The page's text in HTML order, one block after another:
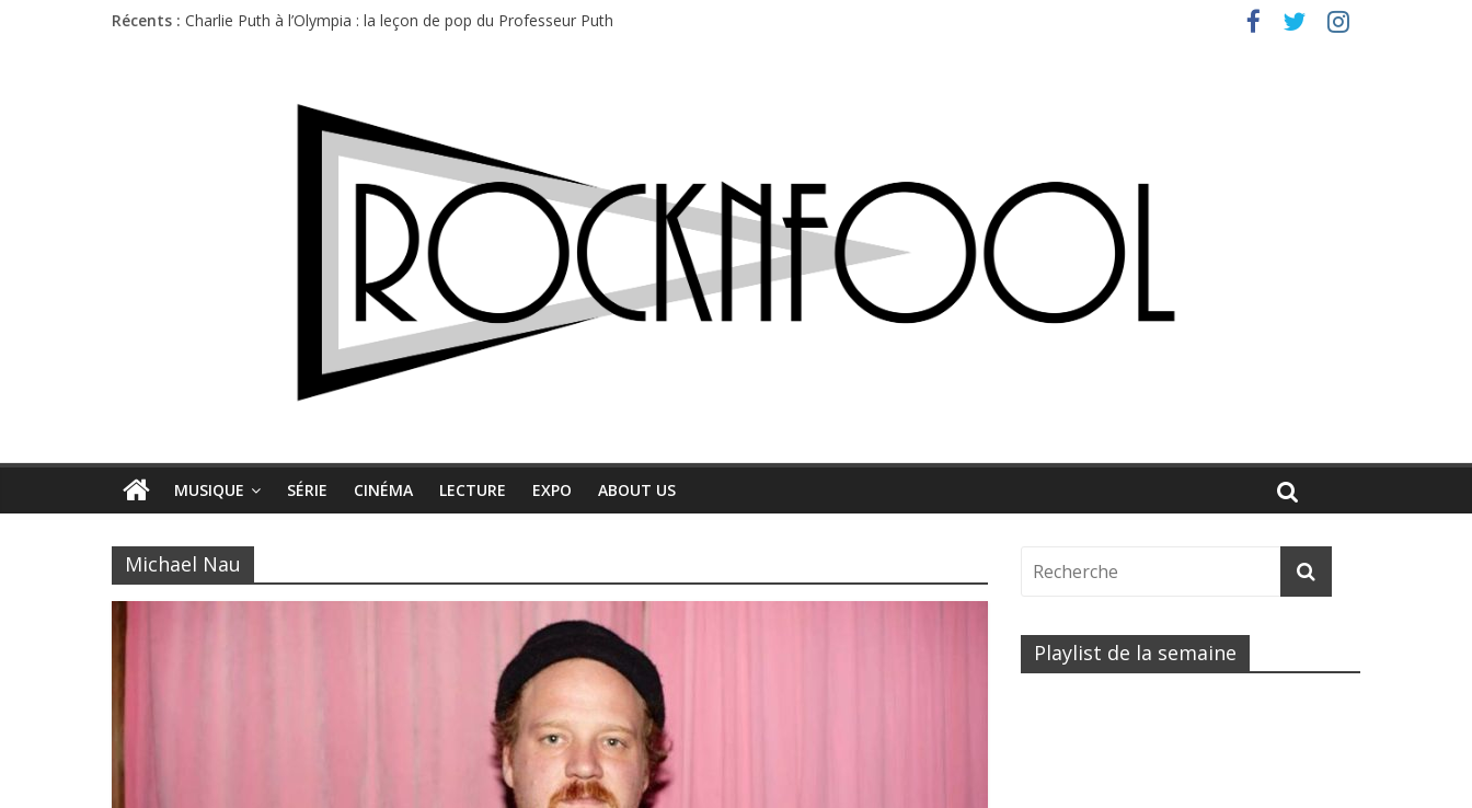
Récents : Charlie Puth à l’Olympia : la leçon de pop du Professeur Puth
Première édition du Midgard Festival : entre bière, métal et tatouages
MUSIQUE SÉRIE CINÉMA LECTURE EXPO ABOUT US
Michael Nau
Playlist de la semaine